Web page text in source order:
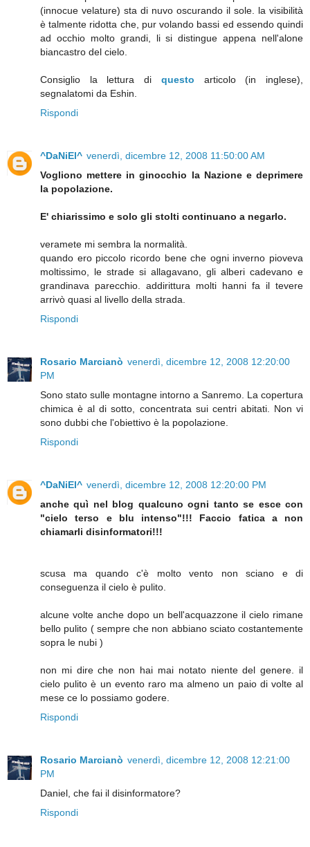
(innocue velature) sta di nuvo oscurando il sole. la visibilità
è talmente ridotta che, pur volando bassi ed essendo quindi
ad occhio molto grandi, li si distingue appena nell'alone
biancastro del cielo.
Consiglio la lettura di questo articolo (in inglese),
segnalatomi da Eshin.
Rispondi
^DaNiEl^ venerdì, dicembre 12, 2008 11:50:00 AM
Vogliono mettere in ginocchio la Nazione e deprimere
la popolazione.
E' chiarissimo e solo gli stolti continuano a negarlo.
veramete mi sembra la normalità.
quando ero piccolo ricordo bene che ogni inverno pioveva
moltissimo, le strade si allagavano, gli alberi cadevano e
grandinava parecchio. addirittura molti hanni fa il tevere
arrivò quasi al livello della strada.
Rispondi
Rosario Marcianò venerdì, dicembre 12, 2008 12:20:00
PM
Sono stato sulle montagne intorno a Sanremo. La copertura
chimica è al di sotto, concentrata sui centri abitati. Non vi
sono dubbi che l'obiettivo è la popolazione.
Rispondi
^DaNiEl^ venerdì, dicembre 12, 2008 12:20:00 PM
anche quì nel blog qualcuno ogni tanto se esce con
"cielo terso e blu intenso"!!! Faccio fatica a non
chiamarli disinformatori!!!
scusa ma quando c'è molto vento non sciano e di
conseguenza il cielo è pulito.
alcune volte anche dopo un bell'acquazzone il cielo rimane
bello pulito ( sempre che non abbiano sciato costantemente
sopra le nubi )
non mi dire che non hai mai notato niente del genere. il
cielo pulito è un evento raro ma almeno un paio di volte al
mese ce lo possiamo godere.
Rispondi
Rosario Marcianò venerdì, dicembre 12, 2008 12:21:00
PM
Daniel, che fai il disinformatore?
Rispondi